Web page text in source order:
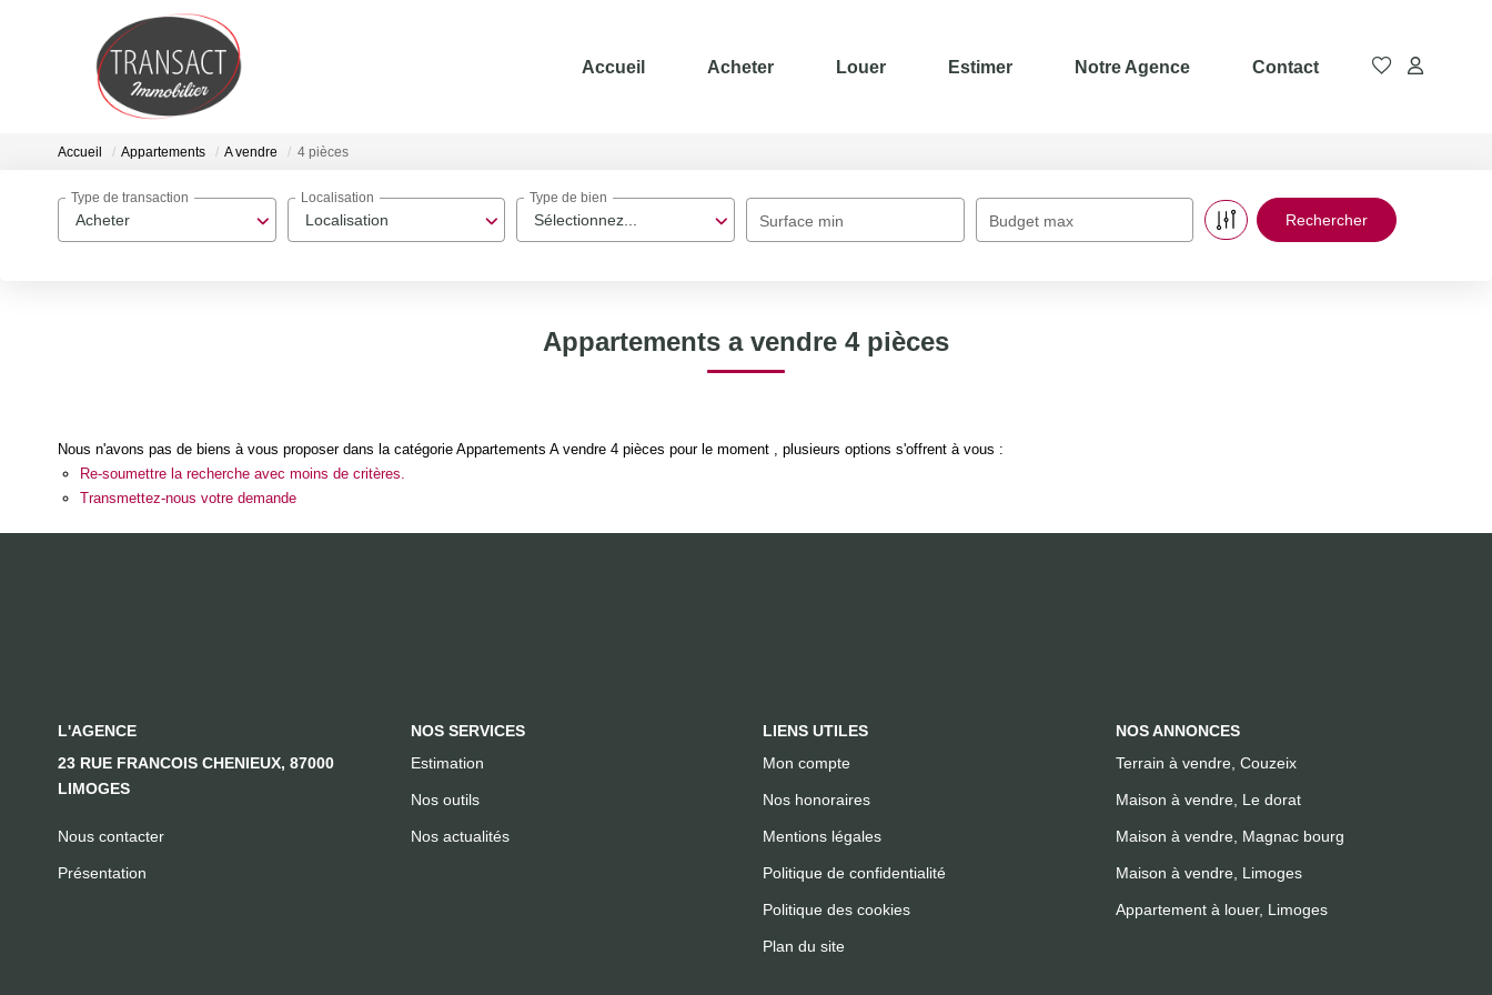
Accueil Acheter Louer Estimer Notre Agence Contact
Accueil Appartements A vendre 4 pièces
Acheter
Type de transaction
Localisation
Localisation
Sélectionnez...
Type de bien
Surface min Budget max
Appartements a vendre 4 pièces
Nous n'avons pas de biens à vous proposer dans la catégorie Appartements A vendre 4 pièces pour le moment , plusieurs options s'offrent à vous :
Re-soumettre la recherche avec moins de critères.
Transmettez-nous votre demande
L'AGENCE
23 RUE FRANCOIS CHENIEUX, 87000
LIMOGES
Nous contacter
Présentation
NOS SERVICES
Estimation
Nos outils
Nos actualités
LIENS UTILES
Mon compte
Nos honoraires
Mentions légales
Politique de confidentialité
Politique des cookies
Plan du site
NOS ANNONCES
Terrain à vendre, Couzeix
Maison à vendre, Le dorat
Maison à vendre, Magnac bourg
Maison à vendre, Limoges
Appartement à louer, Limoges